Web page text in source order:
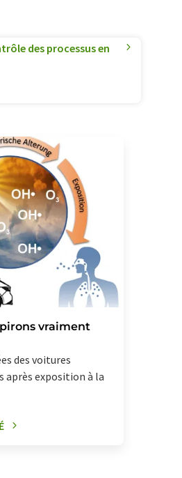
des processus en
vraiment
des voitures
après exposition à la